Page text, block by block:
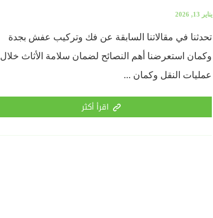
يناير 13, 2026
تحدثنا في مقالاتنا السابقة عن فك وتركيب عفش بجدة
وكمان استعرضنا أهم النصائح لضمان سلامة الأثاث خلال
عمليات النقل وكمان ...
اقرأ أكثر